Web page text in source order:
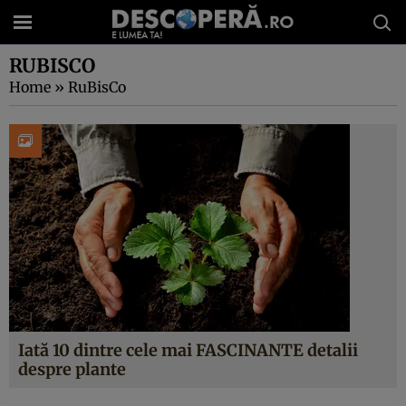
RUBISCO
Home » RuBisCo
Iată 10 dintre cele mai FASCINANTE detalii
despre plante